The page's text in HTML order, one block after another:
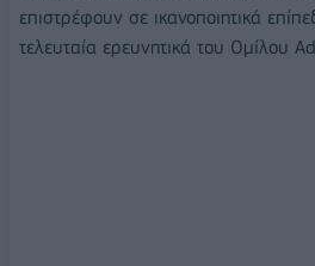
επιστρέφουν σε ικανοποιητικά
τελευταία ερευνητικά του Ομίλου